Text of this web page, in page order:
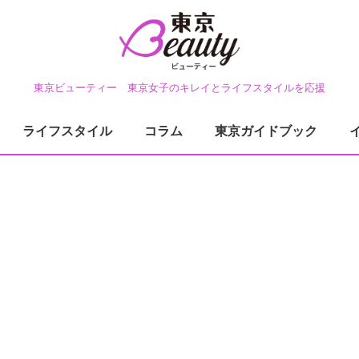
東京ビューティー 東京女子のキレイとライフスタイルを応援
ライフスタイル コラム 東京ガイドブック